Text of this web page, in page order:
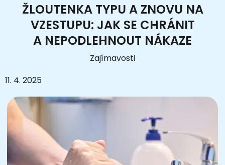
ŽLOUTENKA TYPU A ZNOVU NA
VZESTUPU: JAK SE CHRÁNIT
A NEPODLEHNOUT NÁKAZE
Zajímavosti
11. 4. 2025